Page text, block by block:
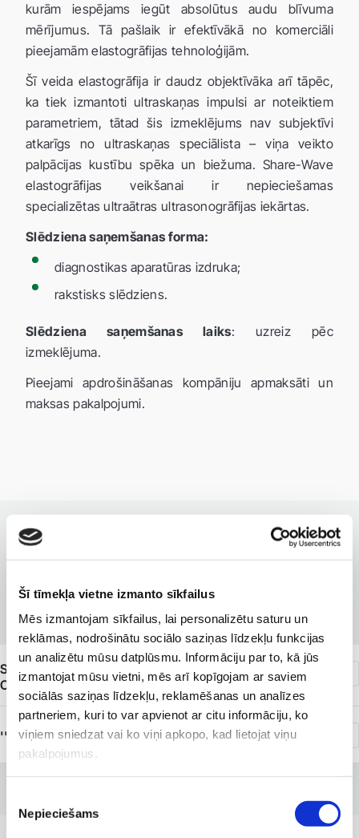
Šī tīmekļa vietne izmanto sīkfailus
Mēs izmantojam sīkfailus, lai personalizētu saturu un
reklāmas, nodrošinātu sociālo saziņas līdzekļu funkcijas
un analizētu mūsu datplūsmu. Informāciju par to, kā jūs
izmantojat mūsu vietni, mēs arī kopīgojam ar saviem
sociālās saziņas līdzekļu, reklamēšanas un analīzes
partneriem, kuri to var apvienot ar citu informāciju, ko
viņiem sniedzat vai ko viņi apkopo, kad lietojat viņu
pakalpojumus.
izvēle
Nepieciešams
kurām iespējams iegūt absolūtus audu blīvuma
mērījumus. Tā pašlaik ir efektīvākā no komerciāli
pieejamām elastogrāfijas tehnoloģijām.
Šī veida elastogrāfija ir daudz objektīvāka arī tāpēc,
ka tiek izmantoti ultraskaņas impulsi ar noteiktiem
parametriem, tātad šis izmeklējums nav subjektīvi
atkarīgs no ultraskaņas speciālista – viņa veikto
palpācijas kustību spēka un biežuma. Share-Wave
elastogrāfijas veikšanai ir nepieciešamas
specializētas ultraātras ultrasonogrāfijas iekārtas.
Slēdziena saņemšanas forma:
diagnostikas aparatūras izdruka;
rakstisks slēdziens.
Slēdziena saņemšanas laiks: uzreiz pēc
izmeklējuma.
Pieejami apdrošināšanas kompāniju apmaksāti un
maksas pakalpojumi.
KLĪNIKAS AR LABĀKAJIEM PAKALPOJUMIEM
Filiāles, kurās pieejams
pakalpojums
SIA ''Veselības centrs 4'' grupas uzņēmums ''Capital
Clinic Riga''
''Veselības centrs 4'' K. Barona iela 117